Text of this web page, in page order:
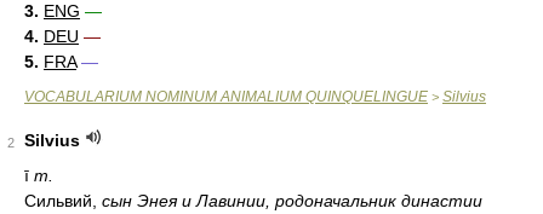
3. ENG —
4. DEU —
5. FRA —
VOCABULARIUM NOMINUM ANIMALIUM QUINQUELINGUE > Silvius
2
Silvius
ī m.
Сильвий, сын Энея и Лавинии, родоначальник династии